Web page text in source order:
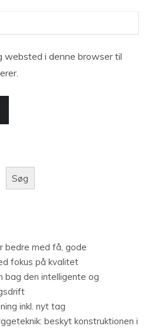
websted i denne browser til
Søg
bedre med få, gode
fokus på kvalitet
bag den intelligente og
inkl. nyt tag
beskyt konstruktionen i